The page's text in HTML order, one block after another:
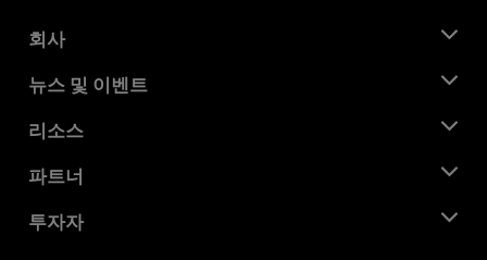
회사
AMD 소개
기업의 사회적 책임
채용
문의하기
뉴스 및 이벤트
뉴스룸
미디어 라이브러리
리소스
개발자 센트럴
사례 연구
파트너
AMD 파트너 허브
투자자